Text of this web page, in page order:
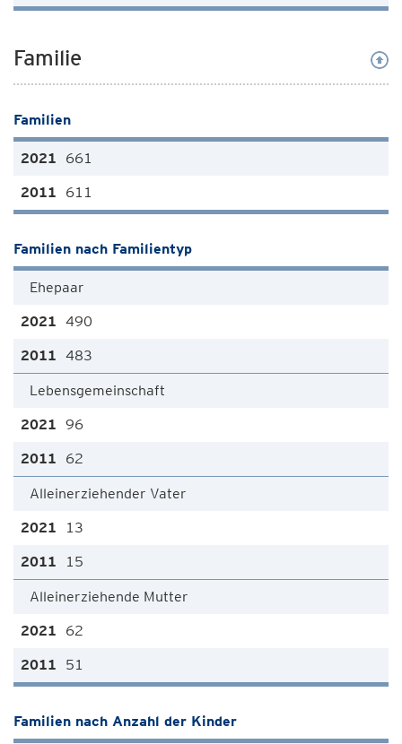
Familie
Familien
661
611
Familien nach Familientyp
Ehepaar
490
483
Lebensgemeinschaft
96
62
Alleinerziehender Vater
13
15
Alleinerziehende Mutter
62
51
Familien nach Anzahl der Kinder